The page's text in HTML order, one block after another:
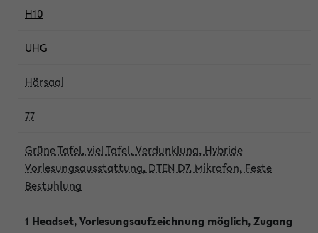
H10
UHG
Hörsaal
77
Grüne Tafel, viel Tafel, Verdunklung, Hybride
Vorlesungsausstattung, DTEN D7, Mikrofon, Feste
Bestuhlung
1 Headset, Vorlesungsaufzeichnung möglich, Zugang